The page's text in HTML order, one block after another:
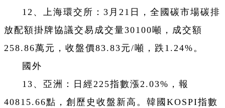
12、上海環交所：3月21日，全國碳市場碳排
放配額掛牌協議交易成交量30100噸，成交額
258.86萬元，收盤價83.83元/噸，跌1.24%。
國外
13、亞洲：日經225指數漲2.03%，報
40815.66點，創歷史收盤新高。韓國KOSPI指數